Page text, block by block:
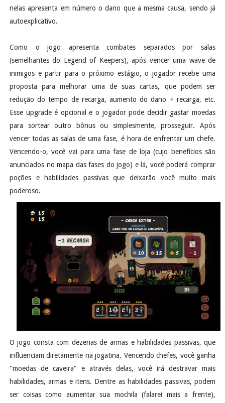
nelas apresenta em número o dano que a mesma causa, sendo já
autoexplicativo.
Como o jogo apresenta combates separados por salas
(semelhantes do Legend of Keepers), após vencer uma wave de
inimigos e partir para o próximo estágio, o jogador recebe uma
proposta para melhorar uma de suas cartas, que podem ser
redução do tempo de recarga, aumento do dano + recarga, etc.
Esse upgrade é opcional e o jogador pode decidir gastar moedas
para sortear outro bônus ou simplesmente, prosseguir. Após
vencer todas as salas de uma fase, é hora de enfrentar um chefe.
Vencendo-o, você vai para uma fase de loja (cujo benefícios são
anunciados no mapa das fases do jogo) e lá, você poderá comprar
poções e habilidades passivas que deixarão você muito mais
poderoso.
O jogo consta com dezenas de armas e habilidades passivas, que
influenciam diretamente na jogatina. Vencendo chefes, você ganha
"moedas de caveira" e através delas, você irá destravar mais
habilidades, armas e itens. Dentre as habilidades passivas, podem
ser coisas como aumentar sua mochila (falarei mais a frente),